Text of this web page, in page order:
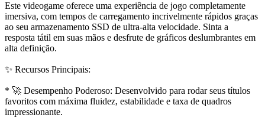
Este videogame oferece uma experiência de jogo completamente
imersiva, com tempos de carregamento incrivelmente rápidos graças
ao seu armazenamento SSD de ultra-alta velocidade. Sinta a
resposta tátil em suas mãos e desfrute de gráficos deslumbrantes em
alta definição.
✨ Recursos Principais:
* 🚀 Desempenho Poderoso: Desenvolvido para rodar seus títulos
favoritos com máxima fluidez, estabilidade e taxa de quadros
impressionante.